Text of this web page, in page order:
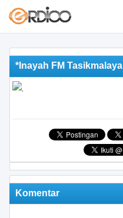
*Inayah FM Tasikmalaya
Komentar